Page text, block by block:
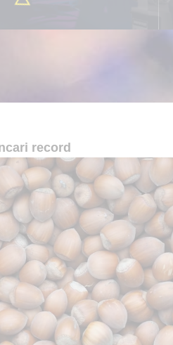
record